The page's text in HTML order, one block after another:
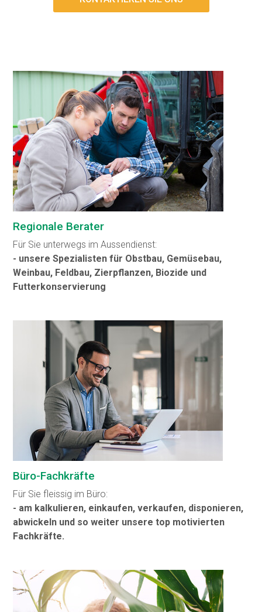
Regionale Berater
Für Sie unterwegs im Aussendienst:
- unsere Spezialisten für Obstbau, Gemüsebau,
Weinbau, Feldbau, Zierpflanzen, Biozide und
Futterkonservierung
Büro-Fachkräfte
Für Sie fleissig im Büro:
- am kalkulieren, einkaufen, verkaufen, disponieren,
abwickeln und so weiter unsere top motivierten
Fachkräfte.